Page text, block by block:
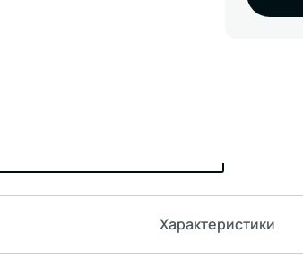
Характеристики